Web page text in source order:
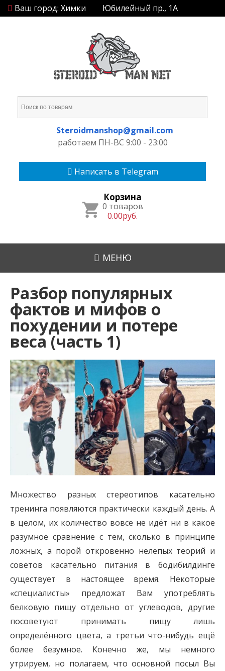
Ваш город: Химки Юбилейный пр., 1А
Steroidmanshop@gmail.com
работаем ПН-ВС 9:00 - 23:00
Написать в Telegram
Корзина
0 товаров
0.00руб.
МЕНЮ
Разбор популярных
фактов и мифов о
похудении и потере
веса (часть 1)
Множество разных стереотипов касательно
тренинга появляются практически каждый день. А
в целом, их количество вовсе не идёт ни в какое
разумное сравнение с тем, сколько в принципе
ложных, а порой откровенно нелепых теорий и
советов касательно питания в бодибилдинге
существует в настоящее время. Некоторые
«специалисты» предложат Вам употреблять
белковую пищу отдельно от углеводов, другие
посоветуют принимать пищу лишь
определённого цвета, а третьи что-нибудь ещё
более безумное. Конечно же, мы немного
утрируем, но полагаем, что основной посыл Вы